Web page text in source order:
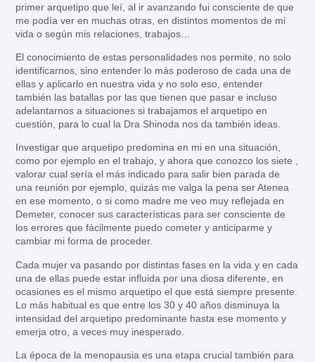
primer arquetipo que leí, al ir avanzando fui consciente de que
me podía ver en muchas otras, en distintos momentos de mi
vida o según mis relaciones, trabajos…
El conocimiento de estas personalidades nos permite, no solo
identificarnos, sino entender lo más poderoso de cada una de
ellas y aplicarlo en nuestra vida y no solo eso, entender
también las batallas por las que tienen que pasar e incluso
adelantarnos a situaciones si trabajamos el arquetipo en
cuestión, para lo cual la Dra Shinoda nos da también ideas.
Investigar que arquetipo predomina en mi en una situación,
como por ejemplo en el trabajo, y ahora que conozco los siete ,
valorar cual sería el más indicado para salir bien parada de
una reunión por ejemplo, quizás me valga la pena ser Atenea
en ese momento, o si como madre me veo muy reflejada en
Demeter, conocer sus características para ser consciente de
los errores que fácilmente puedo cometer y anticiparme y
cambiar mi forma de proceder.
Cada mujer va pasando por distintas fases en la vida y en cada
una de ellas puede estar influida por una diosa diferente, en
ocasiones es el mismo arquetipo el que está siempre presente.
Lo más habitual es que entre los 30 y 40 años disminuya la
intensidad del arquetipo predominante hasta ese momento y
emerja otro, a veces muy inesperado.
La época de la menopausia es una etapa crucial también para